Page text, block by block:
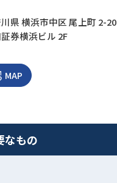
なもの
県 横浜市中区 尾上町 2-20
券横浜ビル 2F
MAP